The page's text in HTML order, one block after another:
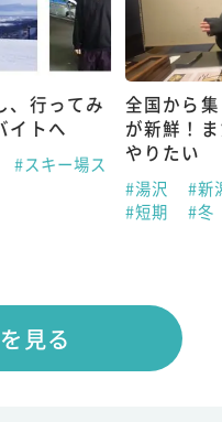
、行ってみ
イトへ
#スキー場ス
全国から
が新鮮！
やりたい
#湯沢
#新
#短期
#冬
見る